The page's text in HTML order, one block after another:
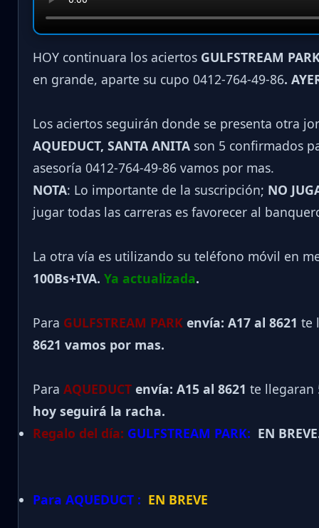
HOY continuara los aciertos GULFSTREAM
en grande, aparte su cupo 0412-764-49-86.
Los aciertos seguirán donde se presenta otra
AQUEDUCT, SANTA ANITA son 5 confirmados
asesoría 0412-764-49-86 vamos por mas.
NOTA: Lo importante de la suscripción; NO
jugar todas las carreras es favorecer al
La otra vía es utilizando su teléfono móvil en
100Bs+IVA. Ya actualizada.
Para GULFSTREAM PARK envía: A17 al 8621 te
8621 vamos por mas.
Para AQUEDUCT envía: A15 al 8621 te llegaran
hoy seguirá la racha.
Regalo del día: GULFSTREAM PARK: EN
Para AQUEDUCT : EN BREVE